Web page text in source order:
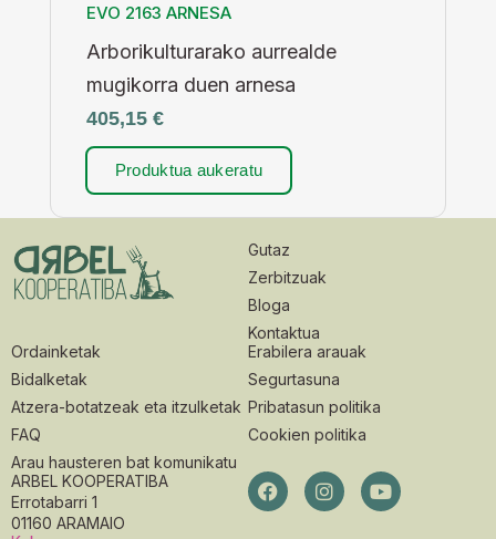
EVO 2163 ARNESA
Arborikulturarako aurrealde
mugikorra duen arnesa
405,15 €
Produktua aukeratu
Gutaz
Zerbitzuak
Bloga
Kontaktua
Ordainketak
Bidalketak
Atzera-botatzeak eta itzulketak
FAQ
Arau hausteren bat komunikatu
Erabilera arauak
Segurtasuna
Pribatasun politika
Cookien politika
ARBEL KOOPERATIBA
Errotabarri 1
01160 ARAMAIO